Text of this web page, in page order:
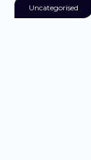
Uncategorised